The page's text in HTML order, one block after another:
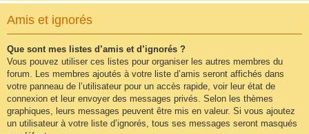
Amis et ignorés
Que sont mes listes d’amis et d’ignorés ?
Vous pouvez utiliser ces listes pour organiser les autres membres du
forum. Les membres ajoutés à votre liste d’amis seront affichés dans
votre panneau de l’utilisateur pour un accès rapide, voir leur état de
connexion et leur envoyer des messages privés. Selon les thèmes
graphiques, leurs messages peuvent être mis en valeur. Si vous ajoutez
un utilisateur à votre liste d’ignorés, tous ses messages seront masqués